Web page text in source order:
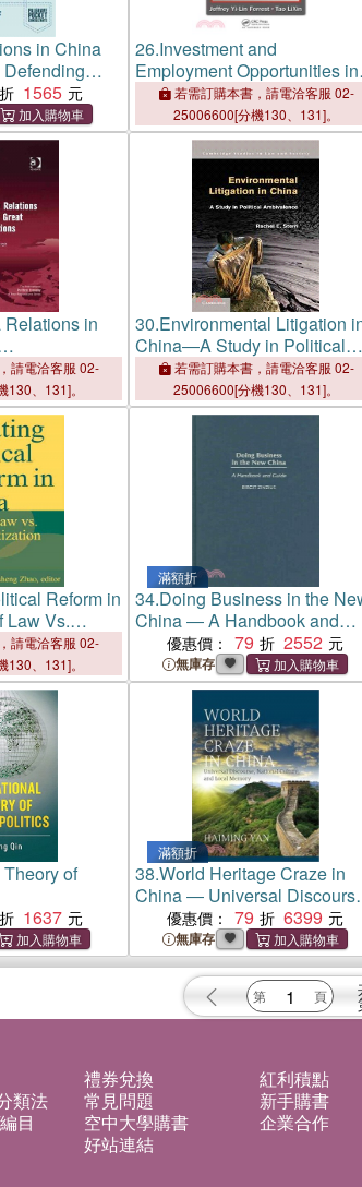
in China
Prc
1565
26.Investment and
Employment Opportunities in
China若需訂購本書，請電洽客服 02-
25006600[分機130、131]。
in
請電洽客服 02-
、131]。
30.Environmental Litigation
China―A Study in Political
Ambivalence
若需訂購本書，請電洽客服 02-
25006600[分機130、131]。
Reform in
Law Vs.
請電洽客服 02-
、131]。
滿額折
34.Doing Business in the
China ― A Handbook and
Guide優惠價： 79 2552
無庫存
of
1637
滿額折
38.World Heritage Craze in
China ― Universal
National Culture and Local
Memory
優惠價： 79 6399
無庫存
禮券兌換
紅利積點
類法 常見問題
新手購書
目 空中大學購書
企業合作
好站連結